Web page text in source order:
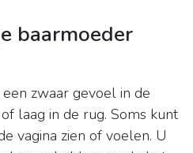
baarmoeder
zwaar gevoel in de
laag in de rug. Soms kunt
vagina zien of voelen. U